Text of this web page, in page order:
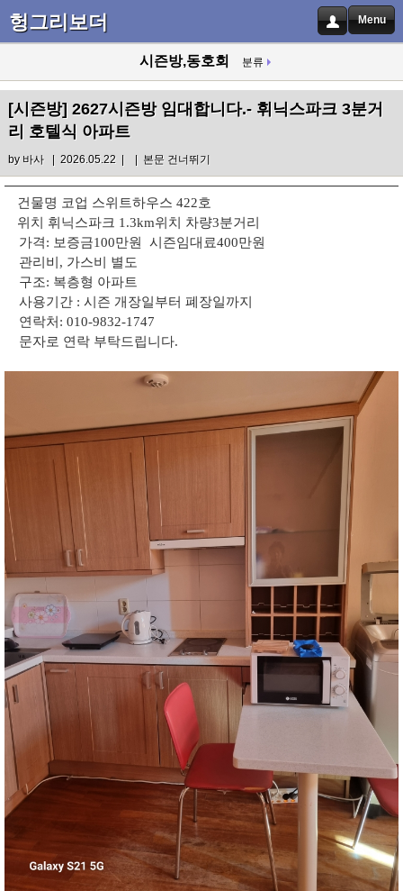
헝그리보더 Menu
시즌방,동호회 분류
[시즌방] 2627시즌방 임대합니다.- 휘닉스파크 3분거
리 호텔식 아파트
by 바사| 2026.05.22 | | 본문 건너뛰기
건물명 코업 스위트하우스 422호
위치 휘닉스파크 1.3km위치 차량3분거리
가격: 보증금100만원 시즌임대료400만원
관리비, 가스비 별도
구조: 복층형 아파트
사용기간 : 시즌 개장일부터 폐장일까지
연락처: 010-9832-1747
문자로 연락 부탁드립니다.